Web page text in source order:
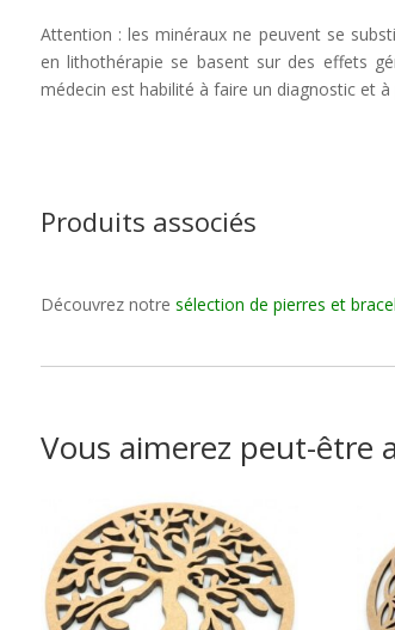
Attention : les minéraux ne peuvent se
en lithothérapie se basent sur des effets
médecin est habilité à faire un diagnostic et
Produits associés
Découvrez notre sélection de pierres et
Vous aimerez peut-être